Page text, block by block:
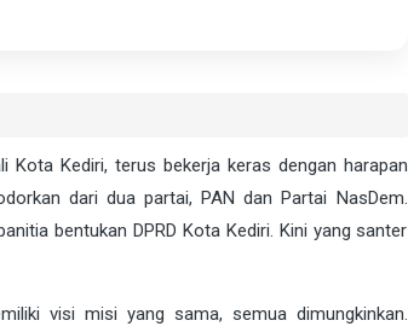
Kediri, terus bekerja keras dengan harapan
dari dua partai, PAN dan Partai NasDem.
bentukan DPRD Kota Kediri. Kini yang santer
visi misi yang sama, semua dimungkinkan.